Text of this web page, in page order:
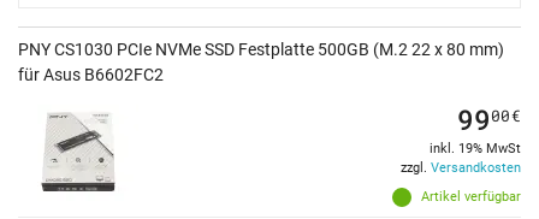
PNY CS1030 PCIe NVMe SSD Festplatte 500GB (M.2 22 x 80 mm)
für Asus B6602FC2
Artikel verfügbar
9900€
inkl. 19% MwSt
zzgl. Versandkosten